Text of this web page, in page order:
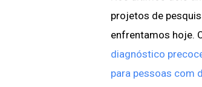
projetos de
enfrentamos hoje.
diagnóstico
para pessoas com